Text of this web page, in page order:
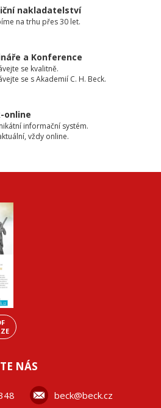
nakladatelství
na trhu přes 30 let.
a Konference
se kvalitně.
se s Akademií C. H. Beck.
online
informační systém.
vždy online.
NÁS
beck@beck.cz